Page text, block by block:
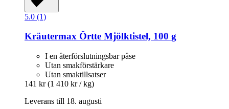
5.0 (1)
Kräutermax Örtte Mjölktistel, 100 g
I en återförslutningsbar påse
Utan smakförstärkare
Utan smaktillsatser
141 kr (1 410 kr / kg)
Leverans till 18. augusti